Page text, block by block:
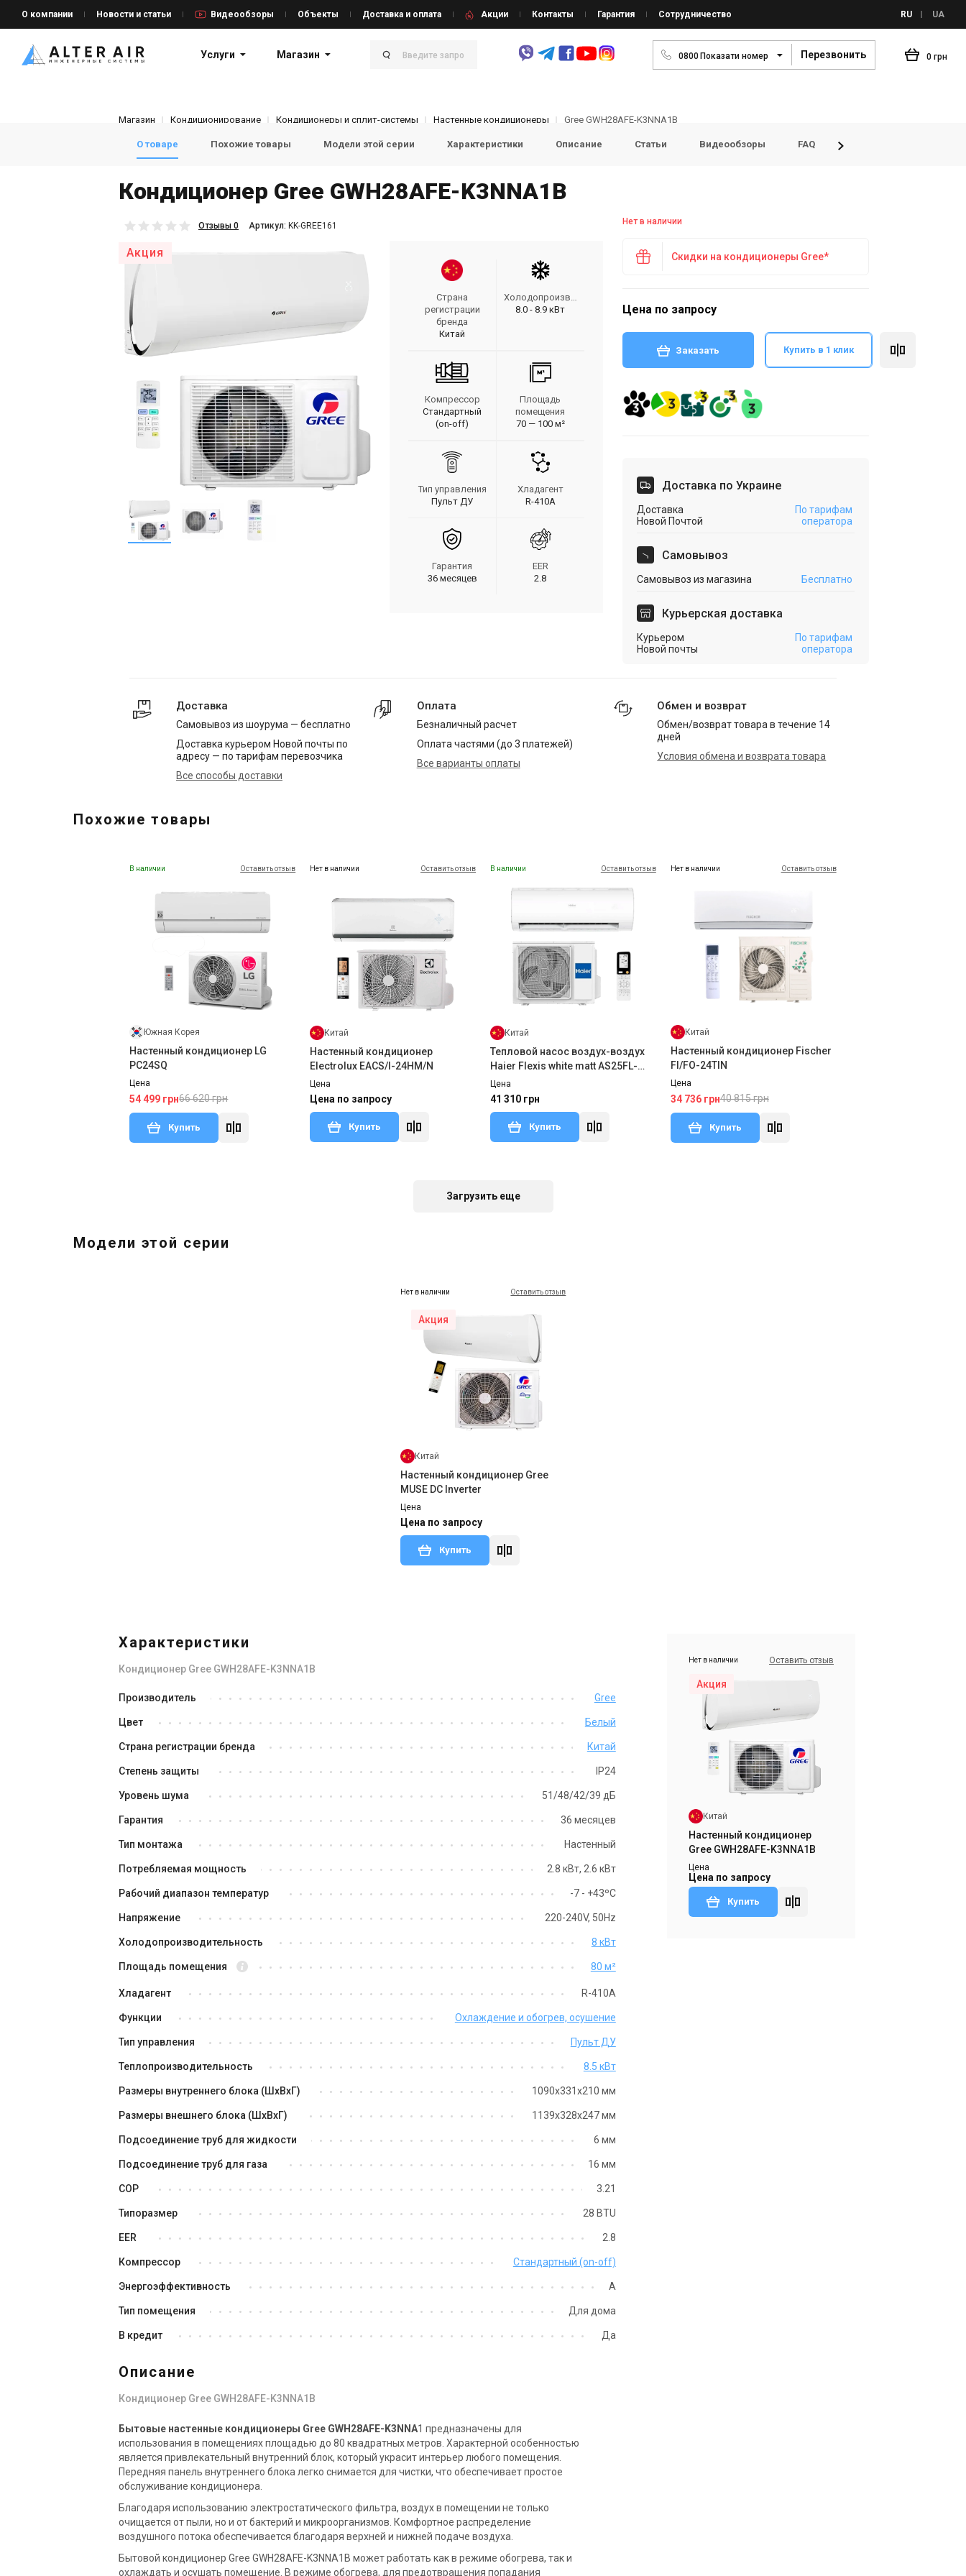
О компании Новости и статьи Видеообзоры Объекты Доставка и оплата Акции Контакты Гарантия Сотрудничество RU UA
Услуги Магазин 0800Показати номер Перезвонить 0 грн
Магазин Кондиционирование Кондиционеры и сплит-системы Настенные кондиционеры Gree GWH28AFE-K3NNA1B
О товаре Похожие товары Модели этой серии Характеристики Описание Статьи Видеообзоры FAQ
Кондиционер Gree GWH28AFE-K3NNA1B
Отзывы 0 Aртикул: KK-GREE161
Акция
Страна
регистрации
бренда
Китай
Холодопроизводительность
8.0 - 8.9 кВт
Компрессор
Стандартный
(on-off)
Площадь
помещения
70 — 100 м²
Тип управления
Пульт ДУ
Хладагент
R-410A
Гарантия
36 месяцев
EER
2.8
Нет в наличии
Скидки на кондиционеры Gree*
Цена по запросу
Заказать Купить в 1 клик
Доставка по Украине
Доставка
Новой Почтой
По тарифам
оператора
Cамовывоз
Самовывоз из магазина Бесплатно
Курьерская доставка
Курьером
Новой почты
По тарифам
оператора
Доставка
Самовывоз из шоурума — бесплатно
Доставка курьером Новой почты по
адресу — по тарифам перевозчика
Все способы доставки
Оплата
Безналичный расчет
Оплата частями (до 3 платежей)
Все варианты оплаты
Обмен и возврат
Обмен/возврат товара в течение 14
дней
Условия обмена и возврата товара
Похожие товары
В наличии Оставить отзыв
Южная Корея
Настенный кондиционер LG
PC24SQ
Цена
54 499 грн66 620 грн
Купить
Нет в наличии Оставить отзыв
Китай
Настенный кондиционер
Electrolux EACS/I-24HM/N
Цена
Цена по запросу
Купить
В наличии Оставить отзыв
Китай
Тепловой насос воздух-воздух
Haier Flexis white matt AS25FL-
W/1U25MEHFRA-1
Цена
41 310 грн
Купить
Нет в наличии Оставить отзыв
Китай
Настенный кондиционер Fischer
FI/FO-24TIN
Цена
34 736 грн40 815 грн
Купить
Япония
Настенный кондиционер Toshiba
Seiya B2KVG
30 999 грн
Купить
Загрузить еще
Модели этой серии
Нет в наличии Оставить отзыв
Акция
Китай
Настенный кондиционер Gree
MUSE DC Inverter
Цена
Цена по запросу
Купить
Характеристики
Кондиционер Gree GWH28AFE-K3NNA1B
Производитель Gree
Цвет Белый
Страна регистрации бренда Китай
Степень защиты IP24
Уровень шума 51/48/42/39 дБ
Гарантия 36 месяцев
Тип монтажа Настенный
Потребляемая мощность 2.8 кВт, 2.6 кВт
Рабочий диапазон температур -7 - +43ºC
Напряжение 220-240V, 50Hz
Холодопроизводительность 8 кВт
Площадь помещения 80 м²
Хладагент R-410A
Функции Охлаждение и обогрев, осушение
Тип управления Пульт ДУ
Теплопроизводительность 8.5 кВт
Размеры внутреннего блока (ШxВxГ) 1090x331x210 мм
Размеры внешнего блока (ШxВxГ) 1139х328х247 мм
Подсоединение труб для жидкости 6 мм
Подсоединение труб для газа 16 мм
COP 3.21
Типоразмер 28 BTU
EER 2.8
Компрессор Стандартный (on-off)
Энергоэффективность A
Тип помещения Для дома
В кредит Да
Нет в наличии Оставить отзыв
Акция
Китай
Настенный кондиционер
Gree GWH28AFE-K3NNA1B
Цена
Цена по запросу
Купить
Описание
Кондиционер Gree GWH28AFE-K3NNA1B
Бытовые настенные кондиционеры Gree GWH28AFE-K3NNA1 предназначены для
использования в помещениях площадью до 80 квадратных метров. Характерной особенностью
является привлекательный внутренний блок, который украсит интерьер любого помещения.
Передняя панель внутреннего блока легко снимается для чистки, что обеспечивает простое
обслуживание кондиционера.
Благодаря использованию электростатического фильтра, воздух в помещении не только
очищается от пыли, но и от бактерий и микроорганизмов. Комфортное распределение
воздушного потока обеспечивается благодаря верхней и нижней подаче воздуха.
Бытовой кондиционер Gree GWH28AFE-K3NNA1B может работать как в режиме обогрева, так и
охлаждать и осушать помещение. В режиме обогрева, для предотвращения попадания